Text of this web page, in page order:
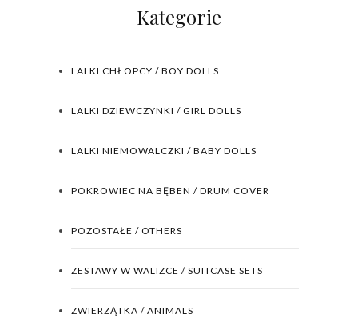
Kategorie
LALKI CHŁOPCY / BOY DOLLS
LALKI DZIEWCZYNKI / GIRL DOLLS
LALKI NIEMOWALCZKI / BABY DOLLS
POKROWIEC NA BĘBEN / DRUM COVER
POZOSTAŁE / OTHERS
ZESTAWY W WALIZCE / SUITCASE SETS
ZWIERZĄTKA / ANIMALS